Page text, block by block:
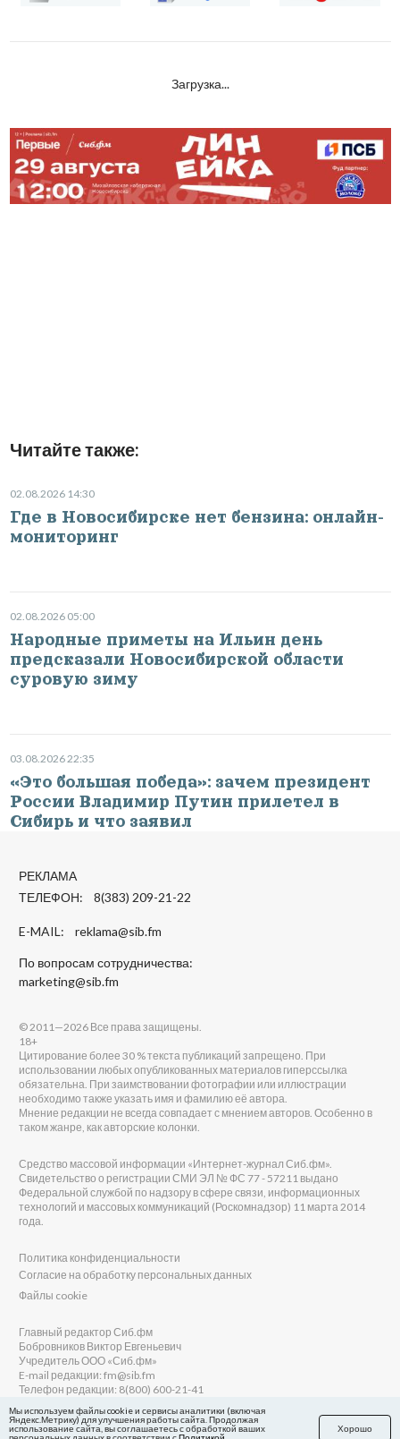
Загрузка...
Читайте также:
02.08.2026 14:30
Где в Новосибирске нет бензина: онлайн-
мониторинг
02.08.2026 05:00
Народные приметы на Ильин день
предсказали Новосибирской области
суровую зиму
03.08.2026 22:35
«Это большая победа»: зачем президент
России Владимир Путин прилетел в
Сибирь и что заявил
РЕКЛАМА
ТЕЛЕФОН: 8(383) 209-21-22
E-MAIL: reklama@sib.fm
По вопросам сотрудничества:
marketing@sib.fm
© 2011—2026 Все права защищены.
18+
Цитирование более 30 % текста публикаций запрещено. При
использовании любых опубликованных материалов гиперссылка
обязательна. При заимствовании фотографии или иллюстрации
необходимо также указать имя и фамилию её автора.
Мнение редакции не всегда совпадает с мнением авторов. Особенно в
таком жанре, как авторские колонки.
Средство массовой информации «Интернет-журнал Сиб.фм».
Свидетельство о регистрации СМИ ЭЛ № ФС 77 - 57211 выдано
Федеральной службой по надзору в сфере связи, информационных
технологий и массовых коммуникаций (Роскомнадзор) 11 марта 2014
года.
Политика конфиденциальности
Согласие на обработку персональных данных
Файлы cookie
Главный редактор Сиб.фм
Бобровников Виктор Евгеньевич
Учредитель ООО «Сиб.фм»
E-mail редакции: fm@sib.fm
Телефон редакции: 8(800) 600-21-41
Мы используем файлы cookie и сервисы аналитики (включая
Яндекс.Метрику) для улучшения работы сайта. Продолжая
использование сайта, вы соглашаетесь с обработкой ваших
Хорошо